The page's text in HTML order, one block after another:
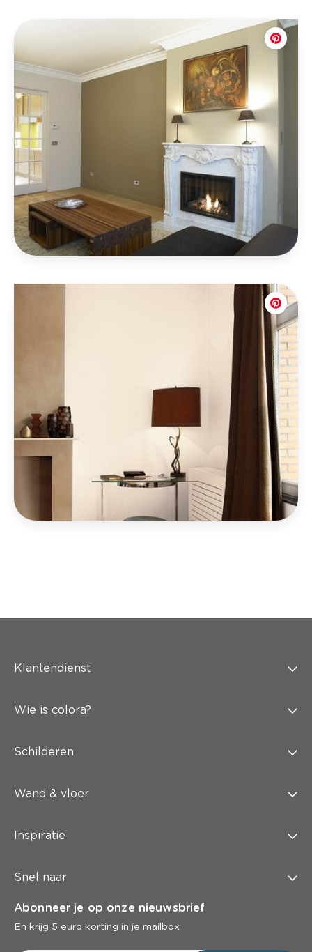
Klantendienst
Wie is colora?
Schilderen
Wand & vloer
Inspiratie
Snel naar
Abonneer je op onze nieuwsbrief
En krijg 5 euro korting in je mailbox